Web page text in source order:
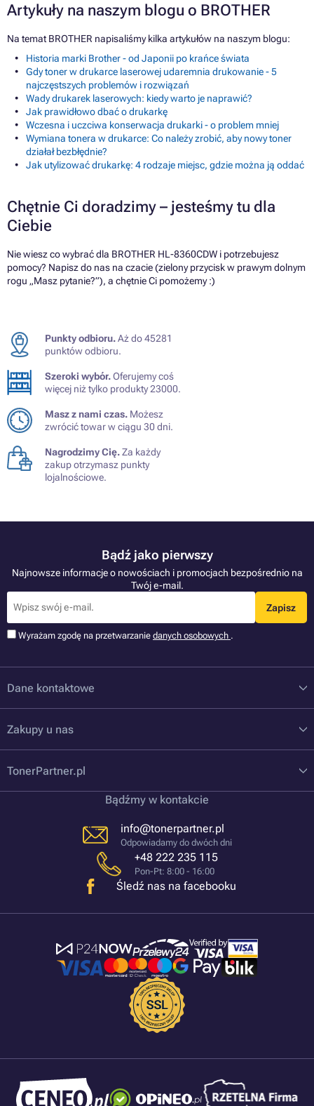
Artykuły na naszym blogu o BROTHER
Na temat BROTHER napisaliśmy kilka artykułów na naszym blogu:
Historia marki Brother - od Japonii po krańce świata
Gdy toner w drukarce laserowej udaremnia drukowanie - 5
najczęstszych problemów i rozwiązań
Wady drukarek laserowych: kiedy warto je naprawić?
Jak prawidłowo dbać o drukarkę
Wczesna i uczciwa konserwacja drukarki - o problem mniej
Wymiana tonera w drukarce: Co należy zrobić, aby nowy toner
działał bezbłędnie?
Jak utylizować drukarkę: 4 rodzaje miejsc, gdzie można ją oddać
Chętnie Ci doradzimy – jesteśmy tu dla
Ciebie
Nie wiesz co wybrać dla BROTHER HL-8360CDW i potrzebujesz
pomocy? Napisz do nas na czacie (zielony przycisk w prawym dolnym
rogu „Masz pytanie?”), a chętnie Ci pomożemy :)
Punkty odbioru.Aż do 45281
punktów odbioru.
Szeroki wybór.Oferujemy coś
więcej niż tylko produkty 23000.
Masz z nami czas. Możesz
zwrócić towar w ciągu 30 dni.
Nagrodzimy Cię.Za każdy
zakup otrzymasz punkty
lojalnościowe.
Bądź jako pierwszy
Najnowsze informacje o nowościach i promocjach bezpośrednio na
Twój e-mail.
Zapisz
Wyrażam zgodę na przetwarzanie danych osobowych .
Dane kontaktowe
Zakupy u nas
TonerPartner.pl
Bądźmy w kontakcie
info@tonerpartner.pl
Odpowiadamy do dwóch dni
+48 222 235 115
Pon-Pt: 8:00 - 16:00
Śledź nas na facebooku